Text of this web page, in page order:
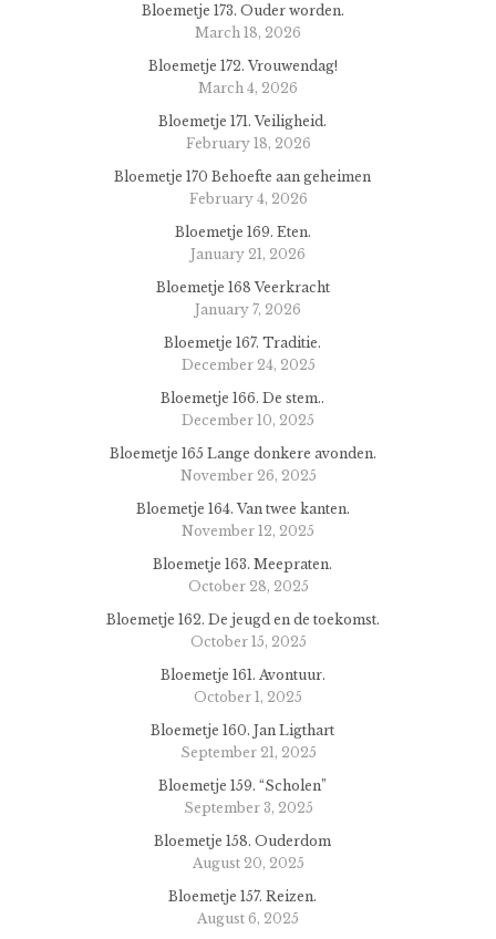
Bloemetje 173. Ouder worden.
March 18, 2026
Bloemetje 172. Vrouwendag!
March 4, 2026
Bloemetje 171. Veiligheid.
February 18, 2026
Bloemetje 170 Behoefte aan geheimen
February 4, 2026
Bloemetje 169. Eten.
January 21, 2026
Bloemetje 168 Veerkracht
January 7, 2026
Bloemetje 167. Traditie.
December 24, 2025
Bloemetje 166. De stem..
December 10, 2025
Bloemetje 165 Lange donkere avonden.
November 26, 2025
Bloemetje 164. Van twee kanten.
November 12, 2025
Bloemetje 163. Meepraten.
October 28, 2025
Bloemetje 162. De jeugd en de toekomst.
October 15, 2025
Bloemetje 161. Avontuur.
October 1, 2025
Bloemetje 160. Jan Ligthart
September 21, 2025
Bloemetje 159. “Scholen”
September 3, 2025
Bloemetje 158. Ouderdom
August 20, 2025
Bloemetje 157. Reizen.
August 6, 2025